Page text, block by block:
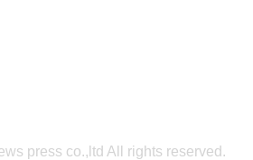
press co.,ltd All rights reserved.